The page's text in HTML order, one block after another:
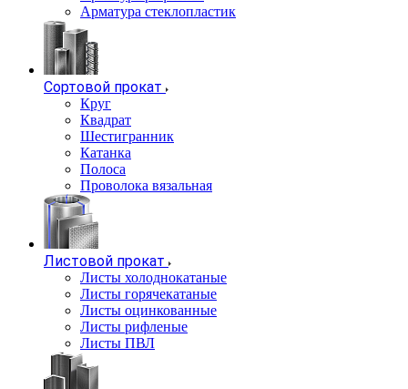
Арматура стеклопластик
Сортовой прокат
Круг
Квадрат
Шестигранник
Катанка
Полоса
Проволока вязальная
Листовой прокат
Листы холоднокатаные
Листы горячекатаные
Листы оцинкованные
Листы рифленые
Листы ПВЛ